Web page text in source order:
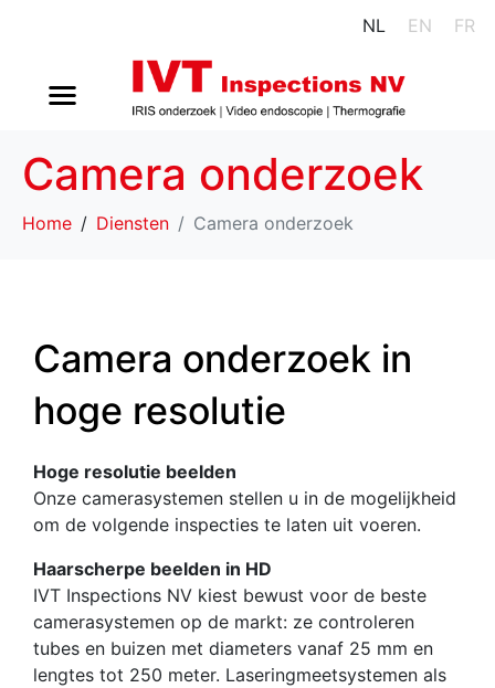
NL EN FR
Camera onderzoek
Home Diensten Camera onderzoek
Camera onderzoek in
hoge resolutie
Hoge resolutie beelden
Onze camerasystemen stellen u in de mogelijkheid
om de volgende inspecties te laten uit voeren.
Haarscherpe beelden in HD
IVT Inspections NV kiest bewust voor de beste
camerasystemen op de markt: ze controleren
tubes en buizen met diameters vanaf 25 mm en
lengtes tot 250 meter. Laseringmeetsystemen als